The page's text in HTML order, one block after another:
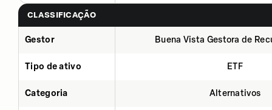
CLASSIFICAÇÃO
Gestor Buena Vista Gestora de
Tipo de ativo ETF
Categoria Alternativos